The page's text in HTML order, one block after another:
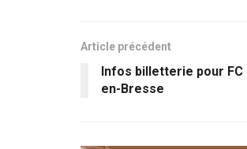
Article précédent
Infos billetterie pour FC
en-Bresse